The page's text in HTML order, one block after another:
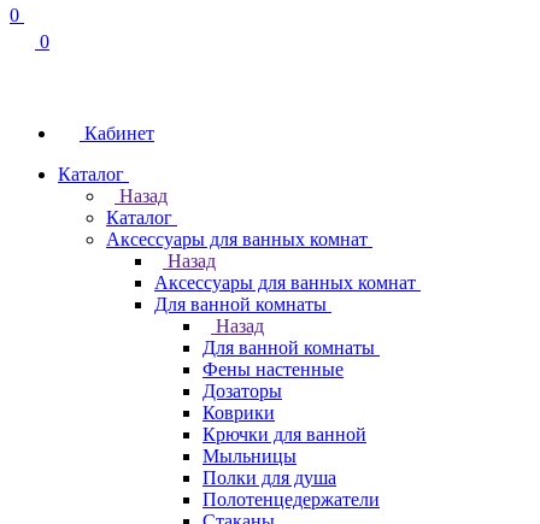
0
0
Кабинет
Каталог
Назад
Каталог
Аксессуары для ванных комнат
Назад
Аксессуары для ванных комнат
Для ванной комнаты
Назад
Для ванной комнаты
Фены настенные
Дозаторы
Коврики
Крючки для ванной
Мыльницы
Полки для душа
Полотенцедержатели